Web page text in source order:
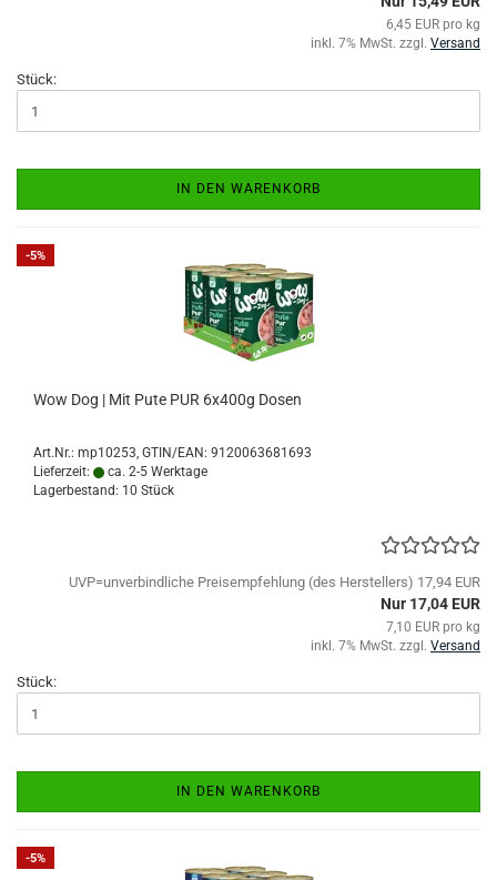
6,45 EUR pro kg
inkl. 7% MwSt. zzgl. Versand
Stück:
IN DEN WARENKORB
-5%
Wow Dog | Mit Pute PUR 6x400g Dosen
Art.Nr.: mp10253 GTIN/EAN: 9120063681693
Lieferzeit:
ca. 2-5 Werktage
Lagerbestand: 10 Stück
UVP=unverbindliche Preisempfehlung (des Herstellers) 17,94 EUR
Nur 17,04 EUR
7,10 EUR pro kg
inkl. 7% MwSt. zzgl. Versand
Stück:
IN DEN WARENKORB
-5%